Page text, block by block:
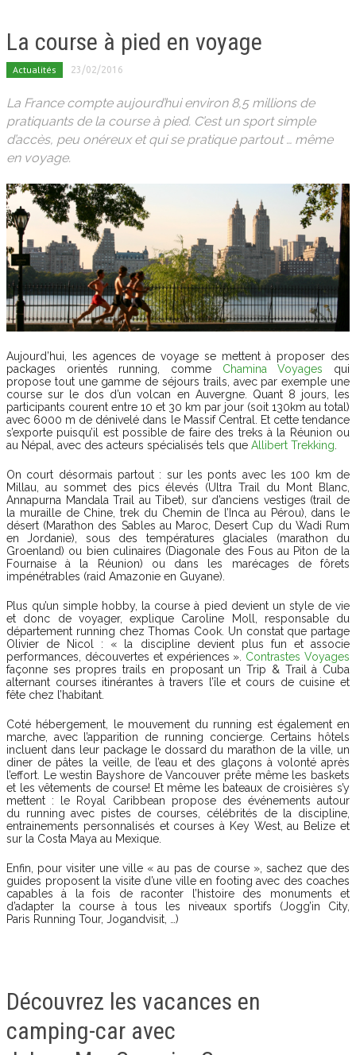
La course à pied en voyage
Actualités 23/02/2016
La France compte aujourd’hui environ 8,5 millions de
pratiquants de la course à pied. C’est un sport simple
d’accès, peu onéreux et qui se pratique partout … même
en voyage.
Aujourd’hui, les agences de voyage se mettent à proposer des
packages orientés
running , comme Chamina Voyages qui
propose tout une gamme de séjours trails, avec par exemple une
course sur le dos d’un volcan en Auvergne. Quant 8 jours, les
participants courent entre 10 et 30 km par jour (soit 130km au total)
avec 6000 m de dénivelé dans le Massif Central. Et cette tendance
s’exporte puisqu’il est possible de faire des treks à la Réunion ou
au Népal, avec des acteurs spécialisés tels que Allibert Trekking
On court désormais partout : sur les ponts avec les 100 km de
Millau, au sommet des pics élevés (Ultra Trail du Mont Blanc,
Annapurna Mandala Trail au Tibet), sur d’anciens vestiges (trail de
la muraille de Chine, trek du Chemin de l’Inca au Pérou), dans le
désert (Marathon des Sables au Maroc, Desert Cup du Wadi Rum
en Jordanie), sous des températures glaciales (marathon du
Groenland) ou bien culinaires (Diagonale des Fous au Piton de la
Fournaise à la Réunion) ou dans les marécages de fôrets
impénétrables (raid Amazonie en Guyane).
Plus qu’un simple hobby, la course à pied devient un style de vie
et donc de voyager, explique Caroline Moll, responsable du
département running chez Thomas Cook. Un constat que partage
Olivier de Nicol : « la discipline devient plus fun et associe
performances, découvertes et expériences ». Contrastes Voyages
façonne ses propres trails en proposant un Trip & Trail à Cuba
alternant courses itinérantes à travers l’île et cours de cuisine et
fête chez l’habitant.
Coté hébergement, le mouvement du running est également en
marche, avec l’apparition de running
concierge. Certains hôtels
incluent dans leur package le dossard du marathon de la ville, un
diner de pâtes la veille, de l’eau et des glaçons à volonté après
l’effort. Le westin Bayshore de Vancouver prête même les baskets
et les vêtements de course! Et même les bateaux de croisières s’y
mettent : le Royal Caribbean propose des événements autour
du
running avec pistes de courses, célébrités de la discipline,
entrainements personnalisés et courses à Key West, au Belize et
sur la Costa Maya au Mexique.
Enfin, pour visiter une ville « au pas de course », sachez que des
guides proposent la visite d’une ville en footing avec des coaches
capables à la fois de raconter l’histoire des monuments et
d’adapter la course à tous les niveaux sportifs (Jogg’in City,
Paris Running Tour, Jogandvisit, …)
Découvrez les vacances en
camping-car avec